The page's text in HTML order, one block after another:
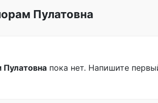
Пулатовна
Пулатовна пока нет. Напишите